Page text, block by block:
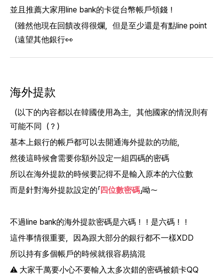
並且推薦大家用line bank的卡從台幣帳戶領錢！
（雖然他現在回饋改得很爛，但是至少還是有點line point
（遠望其他銀行👀
海外提款
（以下的內容都以在韓國使用為主，其他國家的情況則有
可能不同（？）
基本上銀行的帳戶都可以去開通海外提款的功能，
然後這時候會需要你額外設定一組四碼的密碼
所以在海外提款的時候要記得不是輸入原本的六位數
而是針對海外提款設定的「四位數密碼」呦～
不過line bank的海外提款密碼是六碼！！是六碼！！
這件事情很重要，因為跟大部分的銀行都不一樣XDD
所以持有多個帳戶的時候就很容易搞混
⚠️ 大家千萬要小心不要輸入太多次錯的密碼被鎖卡QQ